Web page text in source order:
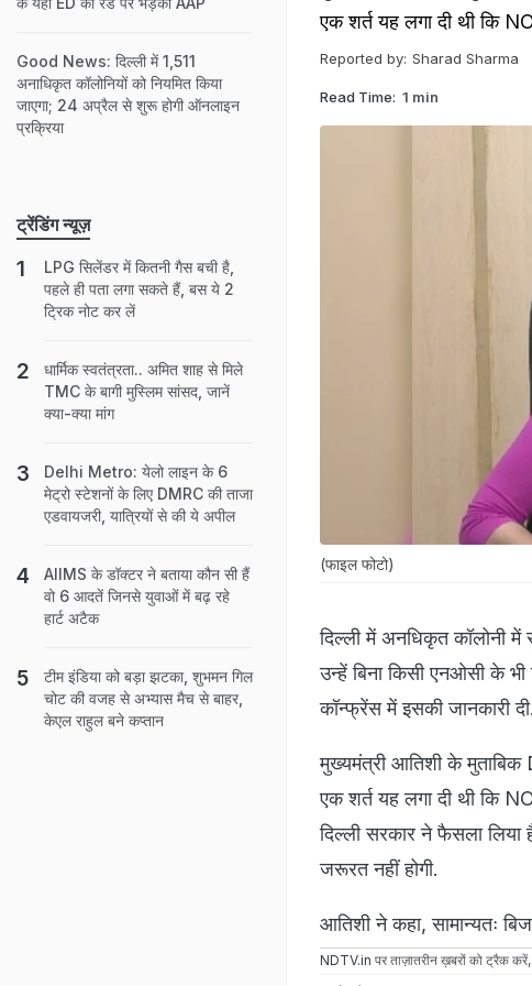
एक शर्त यह लगा दी थी कि
Reported by: Sharad Sharma
Read Time: 1 min
(फाइल फोटो)
दिल्ली में अनधिकृत कॉलोनी
उन्हें बिना किसी एनओसी के
कॉन्फ्रेंस में इसकी जानकारी दी.
मुख्यमंत्री आतिशी के
एक शर्त यह लगा दी थी कि
दिल्ली सरकार ने फैसला
जरूरत नहीं होगी.
आतिशी ने कहा, सामान्यतः
NDTV.in पर ताज़ातरीन ख़बरों को ट्रैक
Good News: दिल्ली में 1,511
अनाधिकृत कॉलोनियों को नियमित किया
जाएगा; 24 अप्रैल से शुरू होगी ऑनलाइन
प्रक्रिया
ट्रेंडिंग न्यूज़
LPG सिलेंडर में कितनी गैस बची है,
पहले ही पता लगा सकते हैं, बस ये 2
ट्रिक नोट कर लें
धार्मिक स्वतंत्रता.. अमित शाह से मिले
TMC के बागी मुस्लिम सांसद, जानें
क्या-क्या मांग
Delhi Metro: येलो लाइन के 6
मेट्रो स्‍टेशनों के लिए DMRC की ताजा
एडवायजरी, यात्रियों से की ये अपील
AIIMS के डॉक्‍टर ने बताया कौन सी हैं
वो 6 आदतें ज‍िनसे युवाओं में बढ़ रहे
हार्ट अटैक
टीम इंडिया को बड़ा झटका, शुभमन गिल
चोट की वजह से अभ्यास मैच से बाहर,
केएल राहुल बने कप्तान